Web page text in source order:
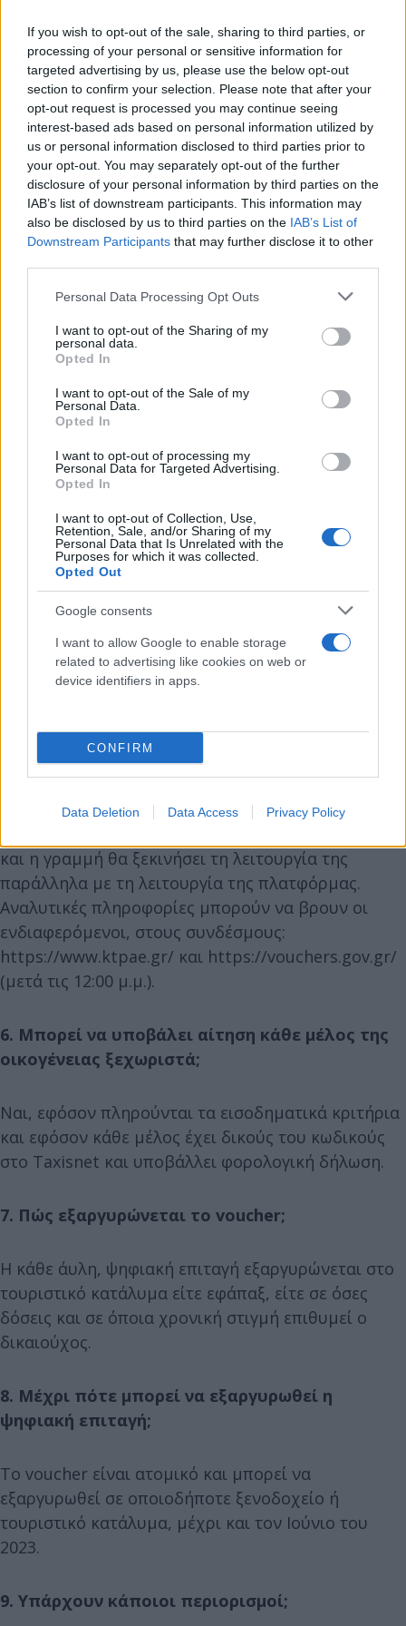
If you wish to opt-out of the sale, sharing to third parties, or
processing of your personal or sensitive information for
targeted advertising by us, please use the below opt-out
section to confirm your selection. Please note that after your
opt-out request is processed you may continue seeing
interest-based ads based on personal information utilized by
us or personal information disclosed to third parties prior to
your opt-out. You may separately opt-out of the further
disclosure of your personal information by third parties on the
IAB’s list of downstream participants. This information may
also be disclosed by us to third parties on the IAB’s List of
Downstream Participants that may further disclose it to other
Please note that this website/app uses one or more Google
not limited to your visit or usage behaviour. You may click to
grant or deny consent to Google and its third-party tags to
use your data for below specified purposes in below Google
consent section.
Personal Data Processing Opt Outs
I want to opt-out of the Sharing of my
personal data.
Opted In
I want to opt-out of the Sale of my
Personal Data.
Opted In
I want to opt-out of processing my
Personal Data for Targeted Advertising.
Opted In
I want to opt-out of Collection, Use,
Retention, Sale, and/or Sharing of my
Personal Data that Is Unrelated with the
Purposes for which it was collected.
Opted Out
Google consents
I want to allow Google to enable storage
related to advertising like cookies on web or
device identifiers in apps.
CONFIRM
Data Deletion Data Access Privacy Policy
5. Πώς υποβάλλονται οι αιτήσεις;
Το νέο πρόγραμμα είναι πλήρως ψηφιοποιημένο
και οι αιτήσεις υποβάλλονται ηλεκτρονικά μέσω
της πλατφόρμας vouchers.gov.gr. Για την υποβολή
της αίτησης κάθε πολίτης χρειάζεται να είναι
πιστοποιημένος χρήστης του Taxisnet, καθώς και
να επιβεβαιώσει έναν αριθμό κινητού τηλεφώνου
και μία διεύθυνση e-mail.
Οι αιτήσεις υποβάλλονται, σταδιακά -χωρίς
χρονική προτεραιότητα- ανάλογα με τον λήγοντα
Συγκεκριμένα:
Όσοι έχουν ΑΦΜ που λήγει σε 1, 2 και 3, μπορούν
να υποβάλουν τις αιτήσεις τους από το Σάββατο 16
Όσοι έχουν ΑΦΜ που λήγει σε 4, 5 και 6, μπορούν
να υποβάλουν τις αιτήσεις τους από την Κυριακή
17 Ιουλίου.
Από τη Δευτέρα 18 Ιουλίου, η ηλεκτρονική
πλατφόρμα για την υποβολή των αιτήσεων θα είναι
μέχρι και την Πέμπτη 21 Ιουλίου και ώρα 23:59, ενώ
η σχετική διαδικασία μπορεί να διεκπεραιωθεί και
μέσω ΚΕΠ.
και η γραμμή θα ξεκινήσει τη λειτουργία της
παράλληλα με τη λειτουργία της πλατφόρμας.
Αναλυτικές πληροφορίες μπορούν να βρουν οι
ενδιαφερόμενοι, στους συνδέσμους:
https://www.ktpae.gr/ και https://vouchers.gov.gr/
(μετά τις 12:00 μ.μ.).
6. Μπορεί να υποβάλει αίτηση κάθε μέλος της
οικογένειας ξεχωριστά;
Ναι, εφόσον πληρούνται τα εισοδηματικά κριτήρια
και εφόσον κάθε μέλος έχει δικούς του κωδικούς
στο Taxisnet και υποβάλλει φορολογική δήλωση.
7. Πώς εξαργυρώνεται το voucher;
Η κάθε άυλη, ψηφιακή επιταγή εξαργυρώνεται στο
τουριστικό κατάλυμα είτε εφάπαξ, είτε σε όσες
δόσεις και σε όποια χρονική στιγμή επιθυμεί ο
δικαιούχος.
8. Μέχρι πότε μπορεί να εξαργυρωθεί η
ψηφιακή επιταγή;
Το voucher είναι ατομικό και μπορεί να
εξαργυρωθεί σε οποιοδήποτε ξενοδοχείο ή
τουριστικό κατάλυμα, μέχρι και τον Ιούνιο του
2023.
9. Υπάρχουν κάποιοι περιορισμοί;